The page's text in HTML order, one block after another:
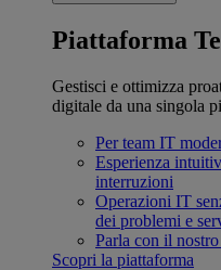
Piattaforma
Gestisci e ottimizza
digitale da una singola
Per team IT
Esperienza
interruzioni
Operazioni IT
dei problemi e
Parla con il
Scopri la piattaforma